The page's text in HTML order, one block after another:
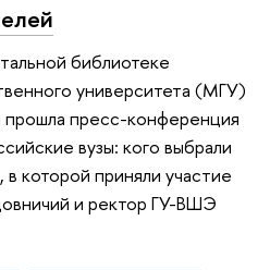
библиотеке
университета (МГУ)
пресс-конференция
вузы: кого выбрали
которой приняли участие
и ректор ГУ-ВШЭ